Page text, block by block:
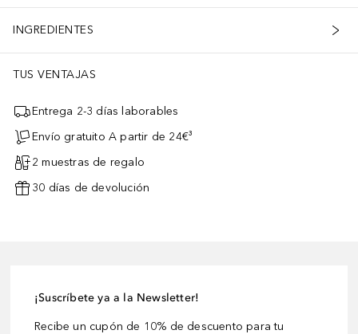
INGREDIENTES
TUS VENTAJAS
Entrega 2-3 días laborables
Envío gratuito A partir de 24€³
2 muestras de regalo
30 días de devolución
¡Suscríbete ya a la Newsletter!
Recibe un cupón de 10% de descuento para tu